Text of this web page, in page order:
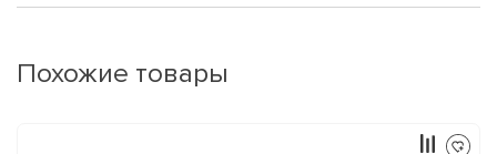
Похожие товары